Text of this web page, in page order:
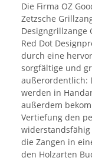
Die Firma OZ
Zetzsche
Designgrillzange
Red Dot
durch eine
sorgfältige und
außerordentlich:
werden in
außerdem
Vertiefung den
die Zangen in
den Holzarten